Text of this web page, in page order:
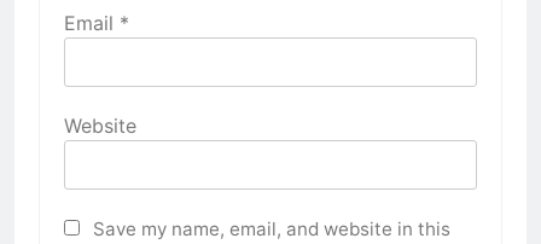
Email *
Website
Save my name, email, and website in this